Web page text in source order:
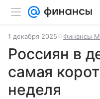
1 декабря 2025 Финансы
Россиян в
самая
неделя